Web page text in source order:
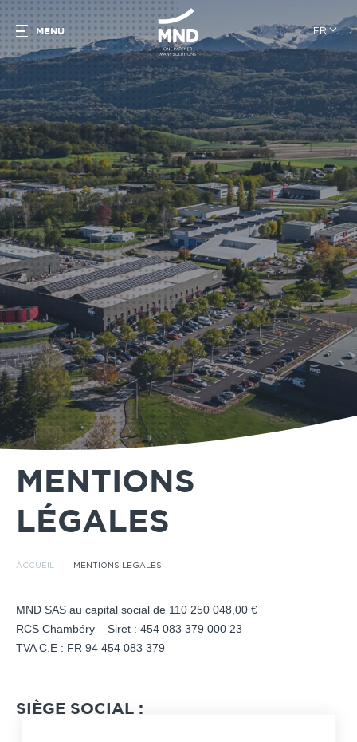
FR
MENU
MENTIONS
LÉGALES
ACCUEIL · MENTIONS LÉGALES
MND SAS au capital social de 110 250 048,00 €
RCS Chambéry – Siret : 454 083 379 000 23
TVA C.E : FR 94 454 083 379
SIÈGE SOCIAL :